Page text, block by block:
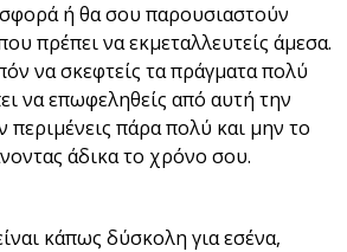
ή θα σου παρουσιαστούν
πρέπει να εκμεταλλευτείς άμεσα.
να σκεφτείς τα πράγματα πολύ
να επωφεληθείς από αυτή την
πάρα πολύ και μην το
άδικα το χρόνο σου.
κάπως δύσκολη για εσένα,